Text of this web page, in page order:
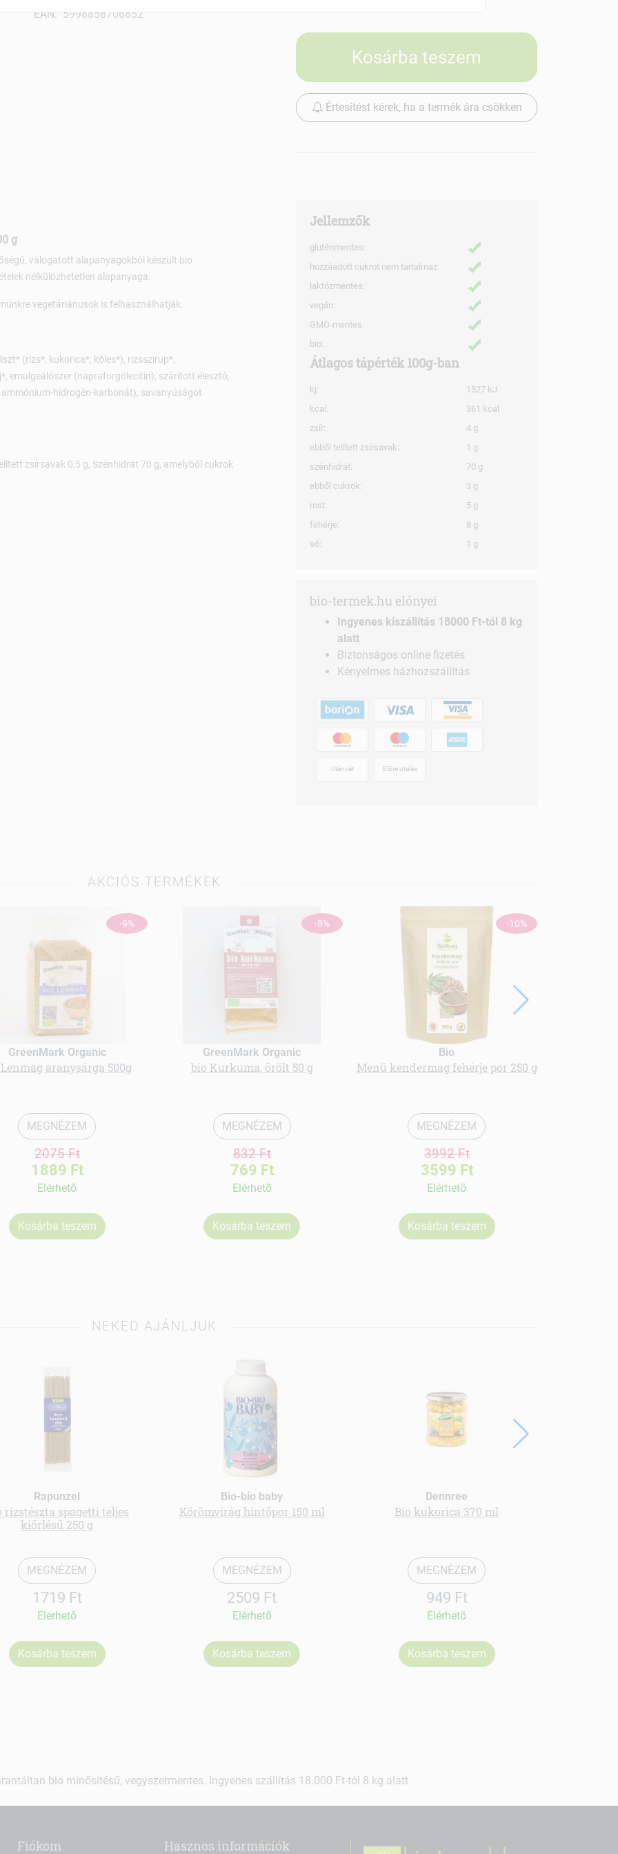
EAN: 5998858706852
Kosárba teszem
Értesítést kérek, ha a termék ára csökken
g
válogatott alapanyagokból készült bio
nélkülözhetetlen alapanyaga.
vegetáriánusok is felhasználhatják.
(rizs*, kukorica*, köles*), rizsszirup*,
emulgeálószer (napraforgólecitin), szárított élesztő,
hidrogén-karbonát), savanyúságot
zsírsavak 0,5 g, Szénhidrát 70 g, amelyből cukrok
Jellemzők
gluténmentes:
hozzáadott cukrot nem tartalmaz:
laktózmentes:
vegán:
GMO-mentes:
bio:
Átlagos tápérték 100g-ban
kj:
1527 kJ
kcal:
361 kcal
zsír:
4 g
ebből telített zsírsavak:
1 g
szénhidrát:
70 g
ebből cukrok:
3 g
rost:
5 g
fehérje:
8 g
só:
1 g
bio-termek.hu előnyei
Ingyenes kiszállítás 18000 Ft-tól 8 kg
alatt
Biztonságos online fizetés
Kényelmes házhozszállítás
Utánvét Előre utalás
AKCIÓS TERMÉKEK
-9%
GreenMark Organic
aranysárga 500g
MEGNÉZEM
2075 Ft
1889 Ft
Elérhetõ
Kosárba teszem
-8%
GreenMark Organic
bio Kurkuma, őrölt 50 g
MEGNÉZEM
832 Ft
769 Ft
Elérhetõ
Kosárba teszem
-10%
Bio
Menü kendermag fehérje por 250 g
MEGNÉZEM
3992 Ft
3599 Ft
Elérhetõ
Kosárba teszem
NEKED AJÁNLJUK
Rapunzel
rizstészta spagetti teljes
kiőrlésű 250 g
MEGNÉZEM
1719 Ft
Elérhetõ
Kosárba teszem
Bio-bio baby
Körömvirág hintőpor 150 ml
MEGNÉZEM
2509 Ft
Elérhetõ
Kosárba teszem
Dennree
Bio kukorica 370 ml
MEGNÉZEM
949 Ft
Elérhetõ
Kosárba teszem
bio minősítésű, vegyszermentes. Ingyenes szállítás 18.000 Ft-tól 8 kg alatt
Fiókom Hasznos információk